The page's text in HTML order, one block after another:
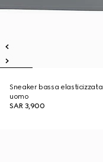
Sneaker bassa elasticizzata
uomo
SAR 3,900